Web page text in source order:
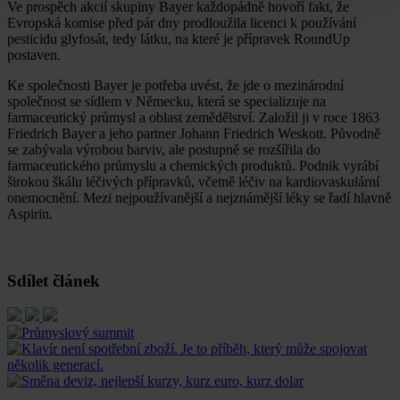
Ve prospěch akcií skupiny Bayer každopádně hovoří fakt, že
Evropská komise před pár dny prodloužila licenci k používání
pesticidu glyfosát, tedy látku, na které je přípravek RoundUp
postaven.
Ke společnosti Bayer je potřeba uvést, že jde o mezinárodní
společnost se sídlem v Německu, která se specializuje na
farmaceutický průmysl a oblast zemědělství. Založil ji v roce 1863
Friedrich Bayer a jeho partner Johann Friedrich Weskott. Původně
se zabývala výrobou barviv, ale postupně se rozšířila do
farmaceutického průmyslu a chemických produktů. Podnik vyrábí
širokou škálu léčivých přípravků, včetně léčiv na kardiovaskulární
onemocnění. Mezi nejpoužívanější a nejznámější léky se řadí hlavně
Aspirin.
Sdílet článek